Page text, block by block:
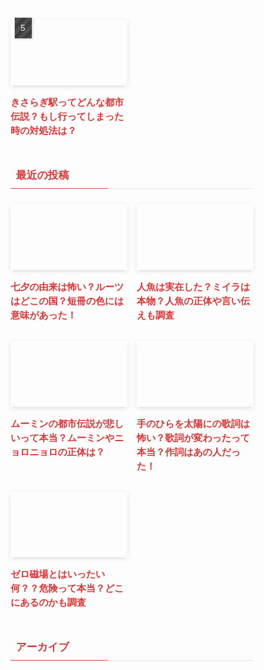
きさらぎ駅ってどんな都市
伝説？もし行ってしまった
時の対処法は？
最近の投稿
七夕の由来は怖い？ルーツ
はどこの国？短冊の色には
意味があった！
人魚は実在した？ミイラは
本物？人魚の正体や言い伝
えも調査
ムーミンの都市伝説が悲し
いって本当？ムーミンやニ
ョロニョロの正体は？
手のひらを太陽にの歌詞は
怖い？歌詞が変わったって
本当？作詞はあの人だっ
た！
ゼロ磁場とはいったい
何？？危険って本当？どこ
にあるのかも調査
アーカイブ